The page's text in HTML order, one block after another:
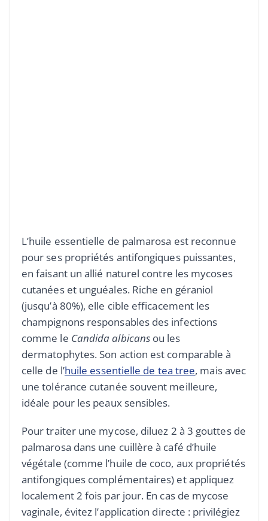
L’huile essentielle de palmarosa est reconnue
pour ses propriétés antifongiques puissantes,
en faisant un allié naturel contre les mycoses
cutanées et unguéales. Riche en géraniol
(jusqu’à 80%), elle cible efficacement les
champignons responsables des infections
comme le Candida albicans ou les
dermatophytes. Son action est comparable à
celle de l’huile essentielle de tea tree, mais avec
une tolérance cutanée souvent meilleure,
idéale pour les peaux sensibles.
Pour traiter une mycose, diluez 2 à 3 gouttes de
palmarosa dans une cuillère à café d’huile
végétale (comme l’huile de coco, aux propriétés
antifongiques complémentaires) et appliquez
localement 2 fois par jour. En cas de mycose
vaginale, évitez l’application directe : privilégiez